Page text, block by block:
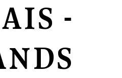
-